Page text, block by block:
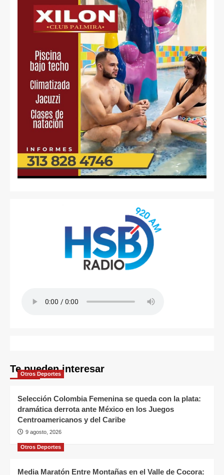
Te pueden interesar
Otros Deportes
Selección Colombia Femenina se queda con la plata:
dramática derrota ante México en los Juegos
Centroamericanos y del Caribe
9 agosto, 2026
Otros Deportes
Media Maratón Entre Montañas en el Valle de Cocora: